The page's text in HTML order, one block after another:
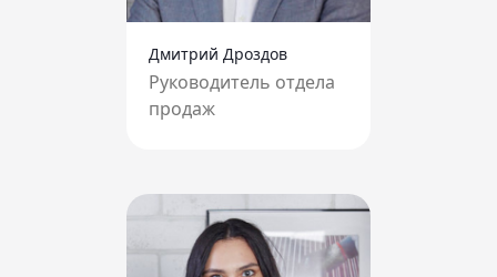
Дмитрий Дроздов
Руководитель отдела
продаж